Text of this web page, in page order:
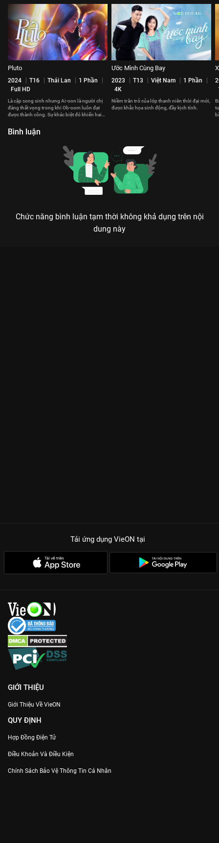
Pluto
2024 T16 Thái Lan
1 Phần
Full HD
Là cặp song sinh nhưng Ai-oon là người chị
đáng thất vọng trong khi Ob-oom luôn đạt
được thành công. Sự khác biệt đó khiến hai
Ước Mình Cùng Bay
2023 T13 Việt Nam
1 Phần
4K
Niềm trăn trở của lớp thanh niên thời đại mới,
được khắc họa sinh động, đầy kịch tính.
Bình luận
Chức năng bình luận tạm thời không khả dụng trên nội
dung này
Tải ứng dụng VieON tại
GIỚI THIỆU
Giới Thiệu Về VieON
QUY ĐỊNH
Hợp Đồng Điện Tử
Điều Khoản Và Điều Kiện
Chính Sách Bảo Vệ Thông Tin Cá Nhân